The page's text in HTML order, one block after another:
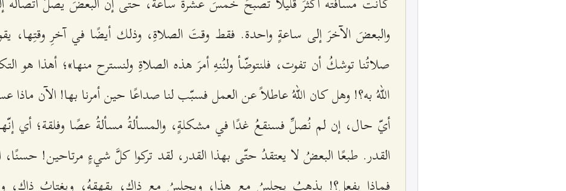
والبعضَ الآخرَ إلى ساعةٍ واحدة. فقط وقتَ الصلاةِ، وذلك أيضًا في آخرِ وقتِها،
صلاتُنا توشكُ أن تفوت، فلنتوضّأ ولنُنهِ أمرَ هذه الصلاةِ ولنسترح منها»؛ أهذا هو
اللهُ به؟! وهل كان اللهُ عاطلاً عن العمل فسبّب لنا صداعًا حين أمرنا بها! الآن ماذا
أيّ حال، إن لم نُصلِّ فسنقعُ غدًا في مشكلةٍ، والمسألةُ مسألةُ عصًا وفلقة؛ أي
القدر. طبعًا البعضُ لا يعتقدُ حتّى بهذا القدر، لقد تركوا كلَّ شيءٍ مرتاحين! حسنًا،
فماذا يفعل؟! يذهبُ يجلسُ مع هذا، ويجلسُ مع ذاك، يقهقهُ، ويغتابُ